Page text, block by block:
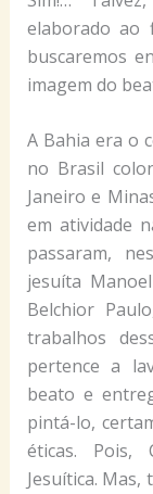
elaborado ao
buscaremos
imagem do
A Bahia era o
no Brasil
Janeiro e
em atividade
passaram,
jesuíta
Belchior
trabalhos
pertence a
beato e
pintá-lo,
éticas. Pois,
Jesuítica.